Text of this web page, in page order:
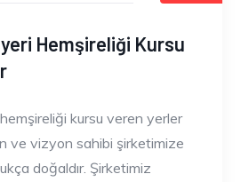
Hemşireliği Kursu
kursu veren yerler
ve vizyon sahibi şirketimize
doğaldır. Şirketimiz